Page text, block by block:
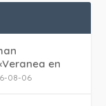
en
08-06